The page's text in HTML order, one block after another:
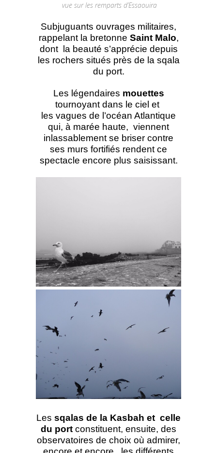
vue sur les remparts d’Essaouira
Subjuguants ouvrages militaires,
rappelant la bretonne Saint Malo,
dont la beauté s’apprécie depuis
les rochers situés près de la sqala
du port.
Les légendaires mouettes
tournoyant dans le ciel et
les vagues de l’océan Atlantique
qui, à marée haute, viennent
inlassablement se briser contre
ses murs fortifiés rendent ce
spectacle encore plus saisissant.
Les sqalas de la Kasbah et celle
du port constituent, ensuite, des
observatoires de choix où admirer,